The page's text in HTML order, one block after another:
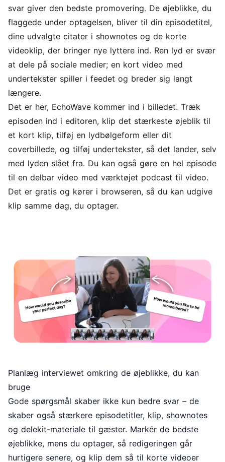
svar giver den bedste promovering. De øjeblikke, du
flaggede under optagelsen, bliver til din episodetitel,
dine udvalgte citater i shownotes og de korte
videoklip, der bringer nye lyttere ind. Ren lyd er svær
at dele på sociale medier; en kort video med
undertekster spiller i feedet og breder sig langt
længere.
Det er her, EchoWave kommer ind i billedet. Træk
episoden ind i editoren, klip det stærkeste øjeblik til
et kort klip, tilføj en lydbølgeform eller dit
coverbillede, og tilføj undertekster, så det lander, selv
med lyden slået fra. Du kan også gøre en hel episode
til en delbar video med værktøjet podcast til video.
Det er gratis og kører i browseren, så du kan udgive
klip samme dag, du optager.
Planlæg interviewet omkring de øjeblikke, du kan
bruge
Gode spørgsmål skaber ikke kun bedre svar – de
skaber også stærkere episodetitler, klip, shownotes
og delekit-materiale til gæster. Markér de bedste
øjeblikke, mens du optager, så redigeringen går
hurtigere senere, og klip dem så til korte videoer